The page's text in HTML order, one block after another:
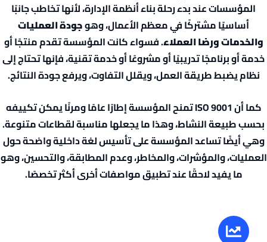
المؤسسات عند بدء رحلة بناء أنظمة الإدارة، لأنها تخاطب جانبًا
أساسيًا مشتركًا في معظم الأعمال، وهوجودة العمليات
والخدمات ورضا العملاء. فسواء كانت المؤسسة تقدم منتجًا أو
خدمة أو برنامجًا تدريبيًا أو مشروعًا أو خدمة تقنية، فإنها تحتاج إلى
نظام يضبط طريقة العمل، ويقلل التفاوت، ويرفع جودة النتائج.
كما أن ISO 9001 تمنح المؤسسة إطارًا عامًا ومرنًا يمكن تكييفه
بحسب طبيعة النشاط، وهذا ما يجعلها مناسبة لقطاعات متنوعة.
وهي أيضًا تساعد المؤسسة على تأسيس لغة داخلية واضحة حول
العمليات، والمؤشرات، والمخاطر، وعدم المطابقة، والتحسين، وهو
ما يفيد لاحقًا عند تطبيق مواصفات أخرى أكثر تخصصًا.